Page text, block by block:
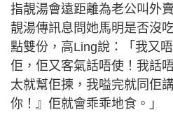
指靚湯會遠距離為老公叫外
靚湯傳訊息問她馬明是否沒
點雙份，高Ling說：「我又
佢，佢又客氣話唔使！我話
太就幫佢揀，我嗌完就同佢
你！』佢就會乖乖地食。」